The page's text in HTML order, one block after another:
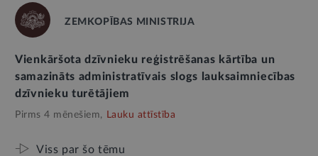
ZEMKOPĪBAS MINISTRIJA
Vienkāršota dzīvnieku reģistrēšanas kārtība un
samazināts administratīvais slogs lauksaimniecības
dzīvnieku turētājiem
Pirms 4 mēnešiem, Lauku attīstība
Viss par šo tēmu